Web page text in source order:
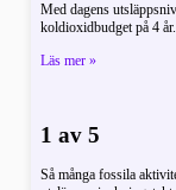
Med dagens
koldioxidbudget på 4 år.
Läs mer »
1 av 5
Så många fossila